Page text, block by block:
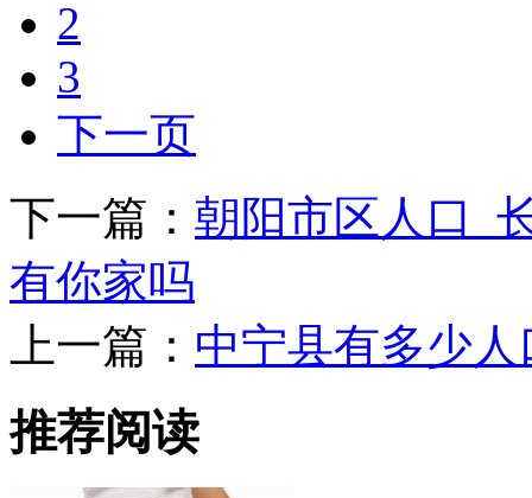
2
3
下一页
下一篇： 朝阳市区人口_
有你家吗
上一篇： 中宁县有多少
推荐阅读